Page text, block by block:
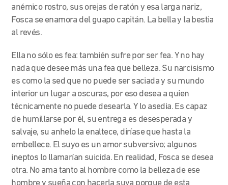
anémico rostro, sus orejas de ratón y esa larga nariz,
Fosca se enamora del guapo capitán. La bella y la bestia
al revés.
Ella no sólo es fea: también sufre por ser fea. Y no hay
nada que desee más una fea que belleza. Su narcisismo
es como la sed que no puede ser saciada y su mundo
interior un lugar a oscuras, por eso desea a quien
técnicamente no puede desearla. Y lo asedia. Es capaz
de humillarse por él, su entrega es desesperada y
salvaje, su anhelo la enaltece, diríase que hasta la
embellece. El suyo es un amor subversivo; algunos
ineptos lo llamarían suicida. En realidad, Fosca se desea
otra. No ama tanto al hombre como la belleza de ese